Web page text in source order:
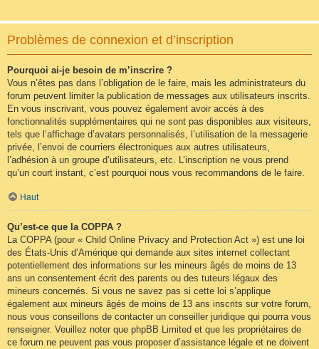
Problèmes de connexion et d’inscription
Pourquoi ai-je besoin de m’inscrire ?
Vous n’êtes pas dans l’obligation de le faire, mais les administrateurs du
forum peuvent limiter la publication de messages aux utilisateurs inscrits.
En vous inscrivant, vous pouvez également avoir accès à des
fonctionnalités supplémentaires qui ne sont pas disponibles aux visiteurs,
tels que l’affichage d’avatars personnalisés, l’utilisation de la messagerie
privée, l’envoi de courriers électroniques aux autres utilisateurs,
l’adhésion à un groupe d’utilisateurs, etc. L’inscription ne vous prend
qu’un court instant, c’est pourquoi nous vous recommandons de le faire.
Haut
Qu’est-ce que la COPPA ?
La COPPA (pour « Child Online Privacy and Protection Act ») est une loi
des États-Unis d’Amérique qui demande aux sites internet collectant
potentiellement des informations sur les mineurs âgés de moins de 13
ans un consentement écrit des parents ou des tuteurs légaux des
mineurs concernés. Si vous ne savez pas si cette loi s’applique
également aux mineurs âgés de moins de 13 ans inscrits sur votre forum,
nous vous conseillons de contacter un conseiller juridique qui pourra vous
renseigner. Veuillez noter que phpBB Limited et que les propriétaires de
ce forum ne peuvent pas vous proposer d’assistance légale et ne doivent